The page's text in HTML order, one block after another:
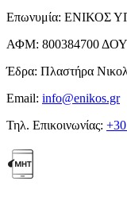
Επωνυμία: ΕΝΙΚΟΣ
ΑΦΜ: 800384700
Έδρα: Πλαστήρα
Email: info@enikos.gr
Τηλ. Επικοινωνίας: